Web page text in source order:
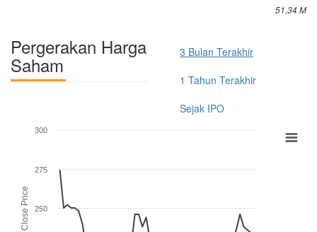
51,34 M
Pergerakan Harga
Saham
3 Bulan Terakhir
1 Tahun Terakhir
Sejak IPO
Close Price 250
275
300